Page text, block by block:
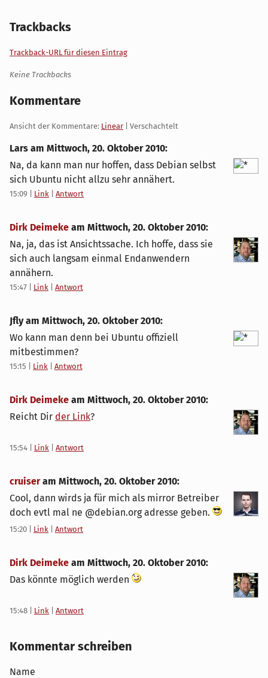
Trackbacks
Trackback-URL für diesen Eintrag
Keine Trackbacks
Kommentare
Ansicht der Kommentare: Linear | Verschachtelt
Lars am Mittwoch, 20. Oktober 2010:
Na, da kann man nur hoffen, dass Debian selbst
sich Ubuntu nicht allzu sehr annähert.
15:09 Link Antwort
Dirk Deimeke am Mittwoch, 20. Oktober 2010:
Na, ja, das ist Ansichtssache. Ich hoffe, dass sie
sich auch langsam einmal Endanwendern
annähern.
15:47 Link Antwort
Jfly am Mittwoch, 20. Oktober 2010:
Wo kann man denn bei Ubuntu offiziell
mitbestimmen?
15:15 Link Antwort
Dirk Deimeke am Mittwoch, 20. Oktober 2010:
Reicht Dir der Link?
15:54 Link Antwort
cruiseram Mittwoch, 20. Oktober 2010:
Cool, dann wirds ja für mich als mirror Betreiber
doch evtl mal ne @debian.org adresse geben.
15:20 Link Antwort
Dirk Deimeke am Mittwoch, 20. Oktober 2010:
Das könnte möglich werden
15:48 Link Antwort
Kommentar schreiben
Name